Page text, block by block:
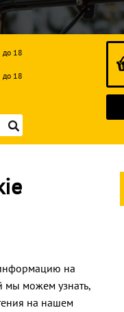
до 18
до 18
на
мы можем узнать,
на нашем